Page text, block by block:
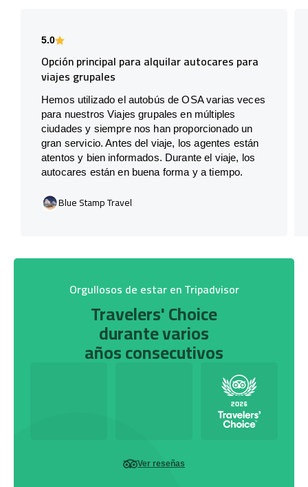
5.0
Opción principal para alquilar autocares para
viajes grupales
Hemos utilizado el autobús de OSA varias veces
para nuestros Viajes grupales en múltiples
ciudades y siempre nos han proporcionado un
gran servicio. Antes del viaje, los agentes están
atentos y bien informados. Durante el viaje, los
autocares están en buena forma y a tiempo.
Blue Stamp Travel
Orgullosos de estar en Tripadvisor
Travelers' Choice
durante varios
años consecutivos
Ver reseñas